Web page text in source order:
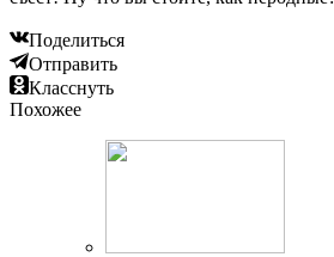
Поделиться
Отправить
Класснуть
Похожее